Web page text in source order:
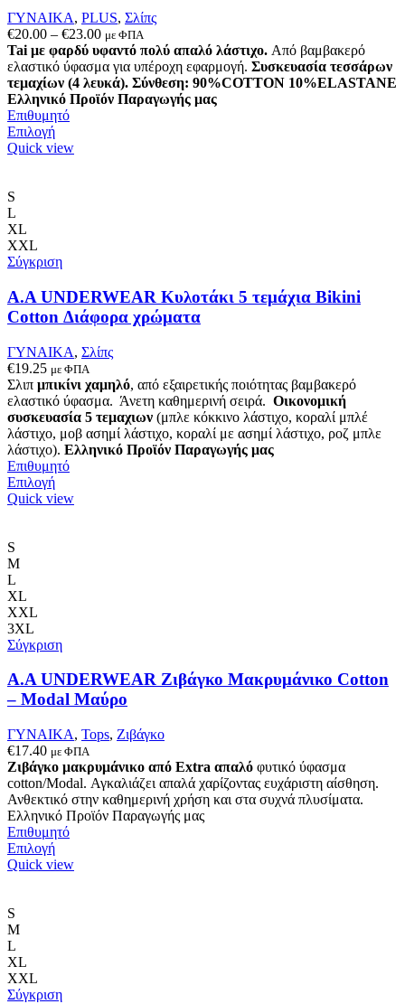
ΓΥΝΑΙΚΑ, PLUS, Σλίπς
€20.00 – €23.00Price
range:
€20.00
through
€23.00
με ΦΠΑ
Tai με φαρδύ υφαντό πολύ απαλό λάστιχο. Από βαμβακερό
ελαστικό ύφασμα για υπέροχη εφαρμογή. Συσκευασία τεσσάρων
τεμαχίων (4 λευκά). Σύνθεση: 90%COTTON 10%ELASTANE
Ελληνικό Προϊόν Παραγωγής μας
Επιθυμητό
ΕπιλογήΑυτό
το
μπορούν
επιλεγούν
στη
σελίδα
προϊόντος
Quick view
S
L
XL
XXL
Σύγκριση
A.A UNDERWEAR Κυλοτάκι 5 τεμάχια Bikini
Cotton Διάφορα χρώματα
ΓΥΝΑΙΚΑ, Σλίπς
€19.25 με ΦΠΑ
Σλιπ μπικίνι χαμηλό, από εξαιρετικής ποιότητας βαμβακερό
ελαστικό ύφασμα. Άνετη καθημερινή σειρά. Οικονομική
συσκευασία 5 τεμαχιων (μπλε κόκκινο λάστιχο, κοραλί μπλέ
λάστιχο, μοβ ασημί λάστιχο, κοραλί με ασημί λάστιχο, ροζ μπλε
λάστιχο). Ελληνικό Προϊόν Παραγωγής μας
Επιθυμητό
ΕπιλογήΑυτό
το
επιλεγούν
σελίδα
του
προϊόντος
Quick view
S
M
L
XL
XXL
3XL
Σύγκριση
Α.A UNDERWEAR Ζιβάγκο Μακρυμάνικο Cotton
– Modal Μαύρο
ΓΥΝΑΙΚΑ, Tops, Ζιβάγκο
€17.40 με ΦΠΑ
Ζιβάγκο μακρυμάνικο από Extra απαλό φυτικό ύφασμα
cotton/Modal. Αγκαλιάζει απαλά χαρίζοντας ευχάριστη αίσθηση.
Ανθεκτικό στην καθημερινή χρήση και στα συχνά πλυσίματα.
Ελληνικό Προϊόν Παραγωγής μας
Επιθυμητό
ΕπιλογήΑυτό
το
να
Quick view
S
M
L
XL
XXL
Σύγκριση